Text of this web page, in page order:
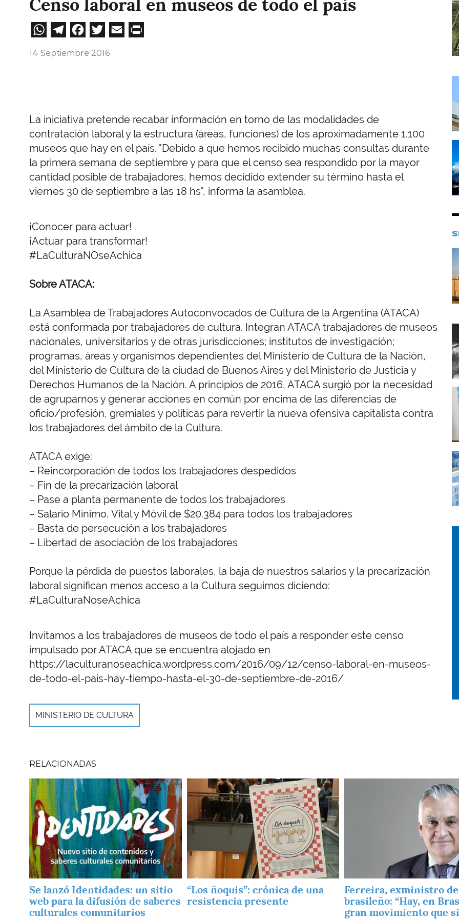
Censo laboral en museos de todo el país
WhatsApp
Telegram
Facebook
Twitter
Email
14 Septiembre 2016
La iniciativa pretende recabar información en torno de las modalidades de
contratación laboral y la estructura (áreas, funciones) de los aproximadamente 1.100
museos que hay en el país. "Debido a que hemos recibido muchas consultas durante
la primera semana de septiembre y para que el censo sea respondido por la mayor
cantidad posible de trabajadores, hemos decidido extender su término hasta el
viernes 30 de septiembre a las 18 hs", informa la asamblea.
¡Conocer para actuar!
¡Actuar para transformar!
#LaCulturaNOseAchica
Sobre ATACA:
La Asamblea de Trabajadores Autoconvocados de Cultura de la Argentina (ATACA)
está conformada por trabajadores de cultura. Integran ATACA trabajadores de museos
nacionales, universitarios y de otras jurisdicciones; institutos de investigación;
programas, áreas y organismos dependientes del Ministerio de Cultura de la Nación,
del Ministerio de Cultura de la ciudad de Buenos Aires y del Ministerio de Justicia y
Derechos Humanos de la Nación. A principios de 2016, ATACA surgió por la necesidad
de agruparnos y generar acciones en común por encima de las diferencias de
oficio/profesión, gremiales y políticas para revertir la nueva ofensiva capitalista contra
los trabajadores del ámbito de la Cultura.
ATACA exige:
– Reincorporación de todos los trabajadores despedidos
– Fin de la precarización laboral
– Pase a planta permanente de todos los trabajadores
– Salario Mínimo, Vital y Móvil de $20.384 para todos los trabajadores
– Basta de persecución a los trabajadores
– Libertad de asociación de los trabajadores
Porque la pérdida de puestos laborales, la baja de nuestros salarios y la precarización
laboral significan menos acceso a la Cultura seguimos diciendo:
#LaCulturaNoseAchica
Invitamos a los trabajadores de museos de todo el país a responder este censo
impulsado por ATACA que se encuentra alojado en
https://laculturanoseachica.wordpress.com/2016/09/12/censo-laboral-en-museos-
de-todo-el-pais-hay-tiempo-hasta-el-30-de-septiembre-de-2016/
MINISTERIO DE CULTURA
RELACIONADAS
Imagen
Se lanzó Identidades: un sitio
web para la difusión de saberes
culturales comunitarios
Imagen
“Los ñoquis”: crónica de una
resistencia presente
Ferreira, exministro
brasileño: “Hay, en
gran movimiento que